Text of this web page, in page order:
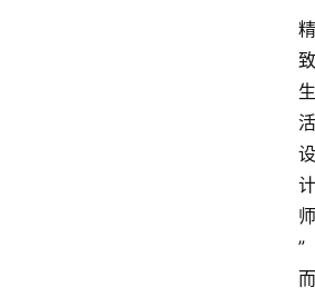
精
致
生
活
设
计
师
”
而